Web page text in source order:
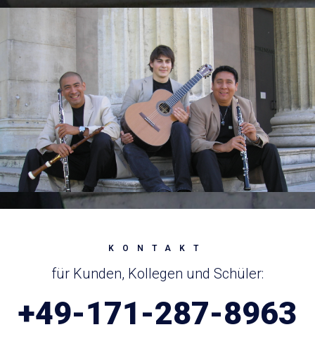
KONTAKT
für Kunden, Kollegen und Schüler:
+49-171-287-8963